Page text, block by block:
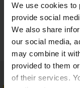
We use cookies to
provide social
We also share
our social media,
may combine it
provided to them
of their services.
Численні
складських